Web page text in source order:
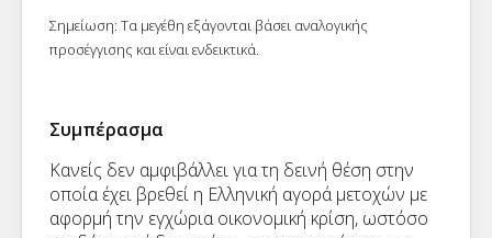
Σημείωση: Τα μεγέθη εξάγονται βάσει αναλογικής
προσέγγισης και είναι ενδεικτικά.
Συμπέρασμα
Κανείς δεν αμφιβάλλει για τη δεινή θέση στην
οποία έχει βρεθεί η Ελληνική αγορά μετοχών με
αφορμή την εγχώρια οικονομική κρίση, ωστόσο